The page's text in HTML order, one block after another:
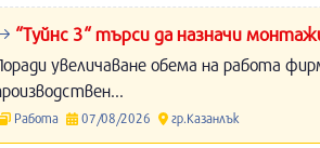
“Туйнс 3“ търси да назначи
увеличаване обема на работа
Работа 07/08/2026 гр.Казанлък